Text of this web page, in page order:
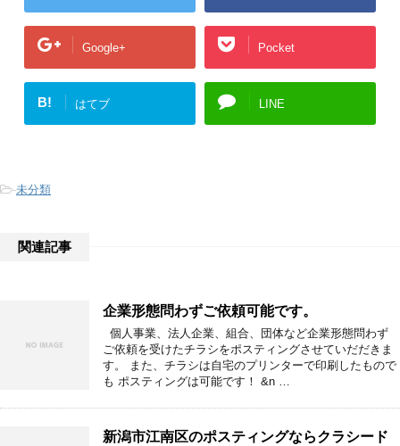
Google+ Pocket
B! はてブ LINE
-未分類
関連記事
企業形態問わずご依頼可能です。
個人事業、法人企業、組合、団体など企業形態問わず
ご依頼を受けたチラシをポスティングさせていだだきま
す。 また、チラシは自宅のプリンターで印刷したもので
も ポスティングは可能です！ &n …
新潟市江南区のポスティングならクラシード